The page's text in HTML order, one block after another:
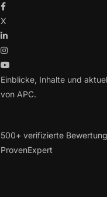
X
Einblicke, Inhalte und
von APC.
500+ verifizierte
ProvenExpert